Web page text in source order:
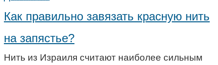
Как правильно завязать красную нить
на запястье?
Нить из Израиля считают наиболее сильным